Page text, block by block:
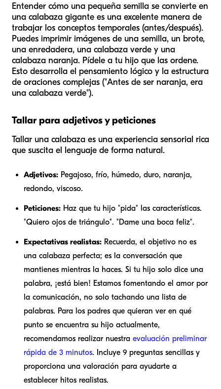
Entender cómo una pequeña semilla se convierte en
una calabaza gigante es una excelente manera de
trabajar los conceptos temporales (antes/después).
Puedes imprimir imágenes de una semilla, un brote,
una enredadera, una calabaza verde y una
calabaza naranja. Pídele a tu hijo que las ordene.
Esto desarrolla el pensamiento lógico y la estructura
de oraciones complejas ("Antes de ser naranja, era
una calabaza verde").
Tallar para adjetivos y peticiones
Tallar una calabaza es una experiencia sensorial rica
que suscita el lenguaje de forma natural.
Adjetivos: Pegajoso, frío, húmedo, duro, naranja,
redondo, viscoso.
Peticiones: Haz que tu hijo "pida" las características.
"Quiero ojos de triángulo". "Dame una boca feliz".
Expectativas realistas: Recuerda, el objetivo no es
una calabaza perfecta; es la conversación que
mantienes mientras la haces. Si tu hijo solo dice una
palabra, ¡está bien! Estamos fomentando el amor por
la comunicación, no solo tachando una lista de
palabras. Para los padres que quieran ver en qué
punto se encuentra su hijo actualmente,
recomendamos realizar nuestra evaluación preliminar
rápida de 3 minutos. Incluye 9 preguntas sencillas y
proporciona una valoración para ayudarte a
establecer hitos realistas.